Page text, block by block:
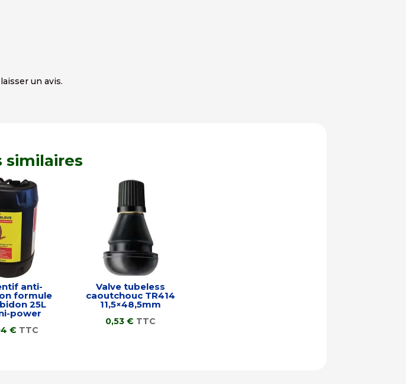
un avis.
similaires
anti-
formule
25L
power
€ TTC
Valve tubeless
caoutchouc TR414
11,5×48,5mm
0,53 € TTC